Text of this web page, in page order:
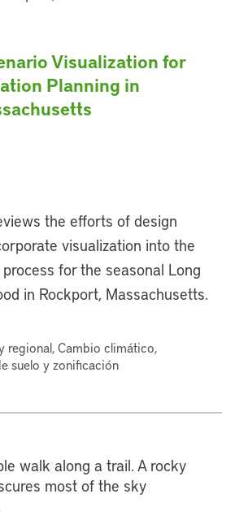
Visualization for
Planning in
the efforts of design
visualization into the
for the seasonal Long
in Rockport, Massachusetts.
regional, Cambio climático,
suelo y zonificación